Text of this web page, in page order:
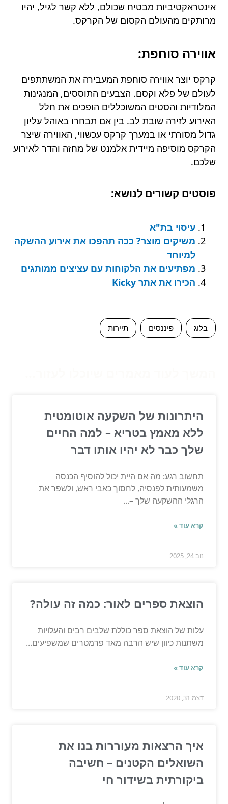
אינטראקטיביות מבטיח שכולם, ללא קשר לגיל, יהיו
מרותקים מהעולם הקסום של הקרקס.
אווירה סוחפת:
קרקס יוצר אווירה סוחפת המעבירה את המשתתפים
לעולם של פלא וקסם. הצבעים התוססים, המנגינות
המלודיות והסטים המשוכללים הופכים את חלל
האירוע לזירה שובת לב. בין אם תבחרו באוהל עליון
גדול מסורתי או במערך קרקס עכשווי, האווירה שיצר
הקרקס מוסיפה מיידית אלמנט של מחזה והדר לאירוע
שלכם.
פוסטים קשורים לנושא:
עיסוי בת"א
משיקים מוצר? ככה תהפכו את אירוע ההשקה
למיוחד
מפתיעים את הלקוחות עם עציצים ממותגים
הכירו את אתר Kicky
בלוג פיננסים תיירות
היתרונות של השקעה אוטומטית
ללא מאמץ בטריא – למה החיים
שלך כבר לא יהיו אותו דבר
תחשוב רגע: מה אם היית יכול להוסיף הכנסה
משמעותית לפנסיה, לחסוך כאבי ראש, ולשפר את
הרגלי ההשקעה שלך –...
קרא עוד »
נוב 24, 2025
הוצאת ספרים לאור: כמה זה עולה?
עלות של הוצאת ספר כוללת שלבים רבים והעלויות
משתנות כיוון שיש הרבה מאד פרמטרים שמשפיעים...
קרא עוד »
דצמ 31, 2020
איך הרצאות מעוררות בנו את
השואלים הקטנים – חשיבה
ביקורתית בשידור חי